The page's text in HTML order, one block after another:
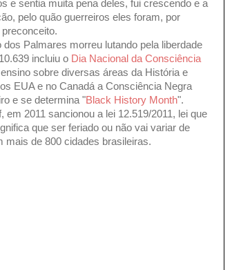
e sentia muita pena deles, fui crescendo e a
pelo quão guerreiros eles foram, por
Palmares morreu lutando pela liberdade
incluiu o Dia Nacional da Consciência
sobre diversas áreas da História e
EUA e no Canadá a Consciência Negra
e se determina "Black History Month".
2011 sancionou a lei 12.519/2011, lei que
que ser feriado ou não vai variar de
mais de 800 cidades brasileiras.